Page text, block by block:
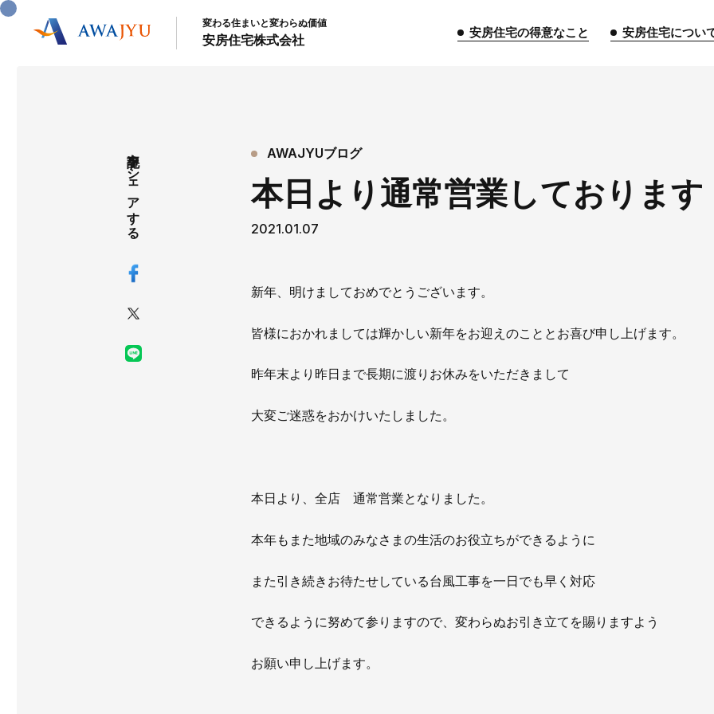
安房住宅の得意なこと
社長挨拶 企業情報 沿革
お知らせ
協力会社募集
お問い合わせ
変わる住まいと変わらぬ価値
安房住宅株式会社 安房住宅の得意なこと 安房住宅につい
記事をシェアする AWAJYUブログ
本日より通常営業しております
2021.01.07
新年、明けましておめでとうございます。
皆様におかれましては輝かしい新年をお迎えのこととお喜び申し上げます。
昨年末より昨日まで長期に渡りお休みをいただきまして
大変ご迷惑をおかけいたしました。
本日より、全店 通常営業となりました。
本年もまた地域のみなさまの生活のお役立ちができるように
また引き続きお待たせしている台風工事を一日でも早く対応
できるように努めて参りますので、変わらぬお引き立てを賜りますよう
お願い申し上げます。